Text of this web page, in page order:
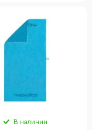
В наличии